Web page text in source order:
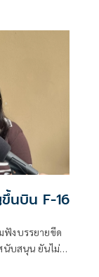
นบิน F-16
ฟังบรรยายขีด
นับสนุน ยันไม่